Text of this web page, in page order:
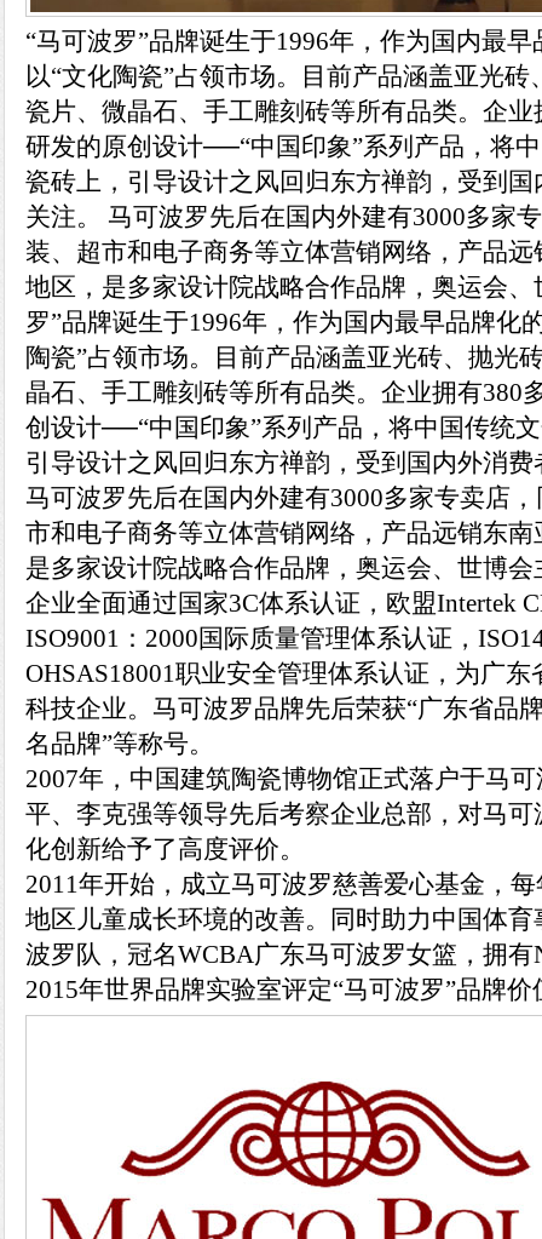
“马可波罗”品牌诞生于1996年，作为国内最
以“文化陶瓷”占领市场。目前产品涵盖亚光
瓷片、微晶石、手工雕刻砖等所有品类。企
研发的原创设计──“中国印象”系列产品，将
瓷砖上，引导设计之风回归东方禅韵，受到
关注。 马可波罗先后在国内外建有3000多家
装、超市和电子商务等立体营销网络，产品
地区，是多家设计院战略合作品牌，奥运会、
罗”品牌诞生于1996年，作为国内最早品牌化
陶瓷”占领市场。目前产品涵盖亚光砖、抛光
晶石、手工雕刻砖等所有品类。企业拥有380
创设计──“中国印象”系列产品，将中国传统
引导设计之风回归东方禅韵，受到国内外消
马可波罗先后在国内外建有3000多家专卖店
市和电子商务等立体营销网络，产品远销东
是多家设计院战略合作品牌，奥运会、世博
企业全面通过国家3C体系认证，欧盟Intertek
ISO9001：2000国际质量管理体系认证，
OHSAS18001职业安全管理体系认证，为广
科技企业。马可波罗品牌先后荣获“广东省品
名品牌”等称号。
2007年，中国建筑陶瓷博物馆正式落户于马
平、李克强等领导先后考察企业总部，对马
化创新给予了高度评价。
2011年开始，成立马可波罗慈善爱心基金，
地区儿童成长环境的改善。同时助力中国体
波罗队，冠名WCBA广东马可波罗女篮，拥
2015年世界品牌实验室评定“马可波罗”品牌价